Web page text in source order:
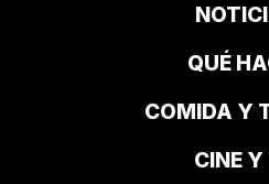
QUÉ
COMIDA Y
CINE